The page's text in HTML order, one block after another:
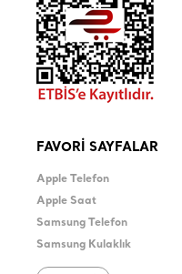
FAVORİ SAYFALAR
Apple Telefon
Apple Saat
Samsung Telefon
Samsung Kulaklık